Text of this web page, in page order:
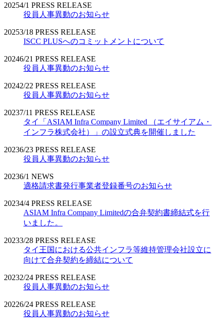
20254/1 PRESS RELEASE
役員人事異動のお知らせ
20253/18 PRESS RELEASE
ISCC PLUSへのコミットメントについて
20246/21 PRESS RELEASE
役員人事異動のお知らせ
20242/22 PRESS RELEASE
役員人事異動のお知らせ
20237/11 PRESS RELEASE
タイ「ASIAM Infra Company Limited （エイサイアム・
インフラ株式会社）」の設立式典を開催しました
20236/23 PRESS RELEASE
役員人事異動のお知らせ
20236/1 NEWS
適格請求書発行事業者登録番号のお知らせ
20234/4 PRESS RELEASE
ASIAM Infra Company Limitedの合弁契約書締結式を行
いました。
20233/28 PRESS RELEASE
タイ王国における公共インフラ等維持管理会社設立に
向けて合弁契約を締結について
20232/24 PRESS RELEASE
役員人事異動のお知らせ
20226/24 PRESS RELEASE
役員人事異動のお知らせ